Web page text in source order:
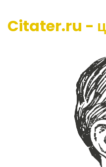
Citater.ru -